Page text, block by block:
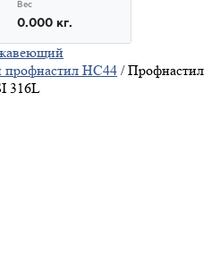
НС44 / Профнастил
316L